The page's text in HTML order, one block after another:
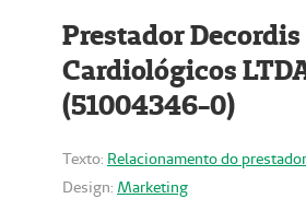
Prestador
Cardiológicos
(51004346-0)
Texto: Relacionamento do prestador
Design: Marketing